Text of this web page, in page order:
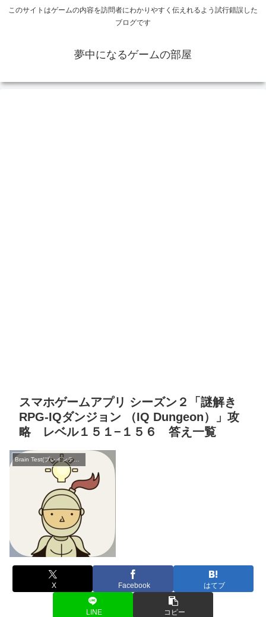
このサイトはゲームの内容を訪問者にわかりやすく伝えれるよう試行錯誤した
ブログです
夢中になるゲームの部屋
スマホゲームアプリ シーズン２「謎解き
RPG-IQダンジョン （IQ Dungeon）」攻
略 レベル１５１−１５６ 答え一覧
Brain Test(ブレインテスト)
X Facebook はてブ
LINE コピー